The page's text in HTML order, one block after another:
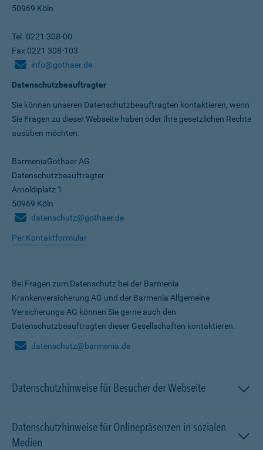
50969 Köln
Tel. 0221 308-00
Fax 0221 308-103
info@gothaer.de
Datenschutzbeauftragter
Sie können unseren Datenschutz­beauftragten kontaktieren, wenn
Sie Fragen zu dieser Webseite haben oder Ihre gesetzlichen Rechte
ausüben möchten.
BarmeniaGothaer AG
Datenschutzbeauftragter
Arnoldiplatz 1
50969 Köln
datenschutz@gothaer.de
Per Kontaktformular
Bei Fragen zum Datenschutz bei der Barmenia
Krankenversicherung AG und der Barmenia Allgemeine
Versicherungs-AG können Sie gerne auch den
Datenschutzbeauftragten dieser Gesellschaften kontaktieren.
datenschutz@barmenia.de
Datenschutzhinweise für Besucher der Webseite
Datenschutzhinweise für Onlinepräsenzen in sozialen
Medien